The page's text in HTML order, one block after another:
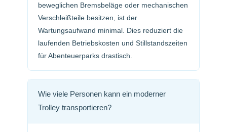
beweglichen Bremsbeläge oder mechanischen
Verschleißteile besitzen, ist der
Wartungsaufwand minimal. Dies reduziert die
laufenden Betriebskosten und Stillstandszeiten
für Abenteuerparks drastisch.
Wie viele Personen kann ein moderner
Trolley transportieren?